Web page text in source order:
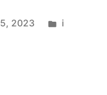
2023 i